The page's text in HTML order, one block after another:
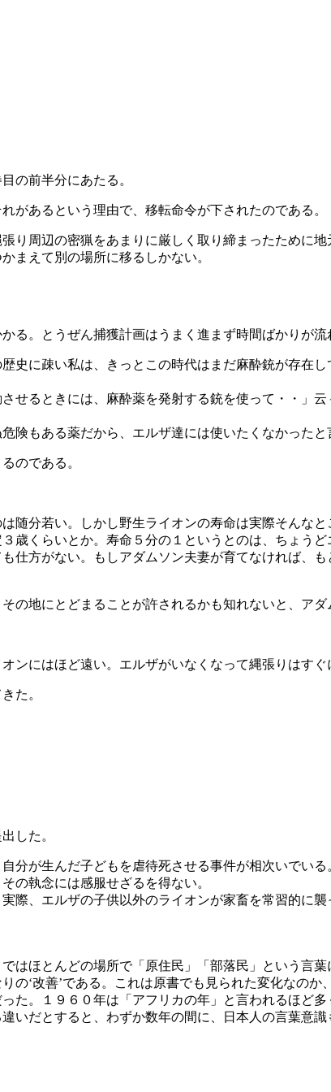
の前半分にあたる。
があるという理由で、移転命令が下されたのである。
周辺の密猟をあまりに厳しく取り締まったために地
まえて別の場所に移るしかない。
る。とうぜん捕獲計画はうまく進まず時間ばかりが流
史に疎い私は、きっとこの時代はまだ麻酔銃が存在
せるときには、麻酔薬を発射する銃を使って・・」
もある薬だから、エルザ達には使いたくなかったと
のである。
分若い。しかし野生ライオンの寿命は実際そんなと
歳くらいとか。寿命５分の１というとのは、ちょう
仕方がない。もしアダムソン夫妻が育てなければ、
地にとどまることが許されるかも知れないと、アダ
にはほど遠い。エルザがいなくなって縄張りはすぐ
た。
した。
分が生んだ子どもを虐待死させる事件が相次いでい
の執念には感服せざるを得ない。
際、エルザの子供以外のライオンが家畜を常習的に
はほとんどの場所で「原住民」「部落民」という言
‘改善’である。これは原書でも見られた変化なの
。１９６０年は「アフリカの年」と言われるほど
だとすると、わずか数年の間に、日本人の言葉意識